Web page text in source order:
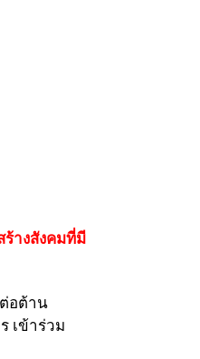
างสังคมที่มี
อต้าน
เข้าร่วม